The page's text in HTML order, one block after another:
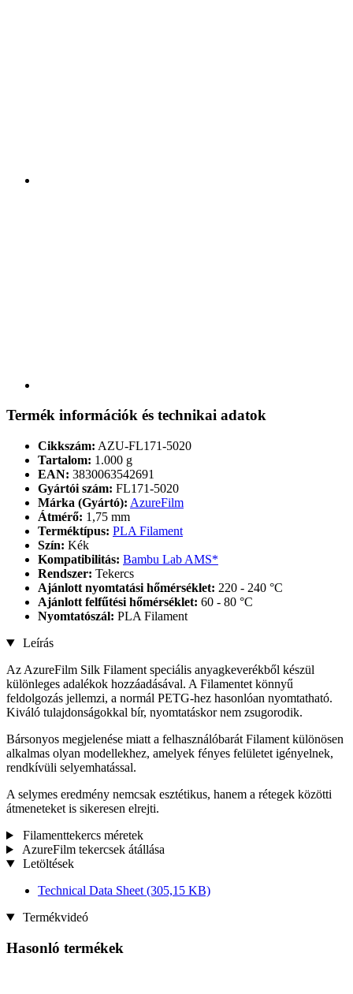
Termék információk és technikai adatok
Cikkszám: AZU-FL171-5020
Tartalom: 1.000 g
EAN: 3830063542691
Gyártói szám: FL171-5020
Márka (Gyártó): AzureFilm
Átmérő: 1,75 mm
Terméktípus: PLA Filament
Szín: Kék
Kompatibilitás: Bambu Lab AMS*
Rendszer: Tekercs
Ajánlott nyomtatási hőmérséklet: 220 - 240 °C
Ajánlott felfűtési hőmérséklet: 60 - 80 °C
Nyomtatószál: PLA Filament
Leírás
Az AzureFilm Silk Filament speciális anyagkeverékből készül
különleges adalékok hozzáadásával. A Filamentet könnyű
feldolgozás jellemzi, a normál PETG-hez hasonlóan nyomtatható.
Kiváló tulajdonságokkal bír, nyomtatáskor nem zsugorodik.
Bársonyos megjelenése miatt a felhasználóbarát Filament különösen
alkalmas olyan modellekhez, amelyek fényes felületet igényelnek,
rendkívüli selyemhatással.
A selymes eredmény nemcsak esztétikus, hanem a rétegek közötti
átmeneteket is sikeresen elrejti.
Filamenttekercs méretek
AzureFilm tekercsek átállása
Letöltések
Technical Data Sheet (305,15 KB)
Termékvideó
Hasonló termékek